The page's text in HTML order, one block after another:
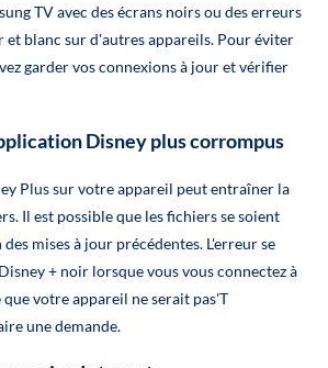
TV avec des écrans noirs ou des erreurs
et blanc sur d'autres appareils. Pour éviter
garder vos connexions à jour et vérifier
Disney plus corrompus
Plus sur votre appareil peut entraîner la
Il est possible que les fichiers se soient
mises à jour précédentes. L'erreur se
+ noir lorsque vous vous connectez à
que votre appareil ne serait pas'T
une demande.